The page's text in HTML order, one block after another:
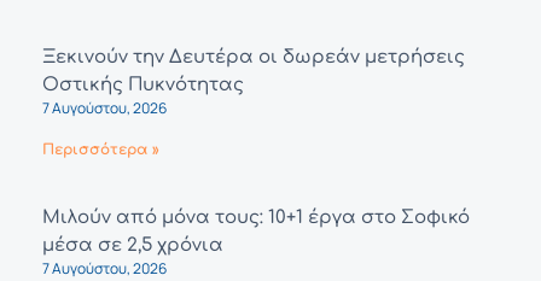
Ξεκινούν την Δευτέρα οι δωρεάν μετρήσεις
Οστικής Πυκνότητας
7 Αυγούστου, 2026
Περισσότερα »
Μιλούν από μόνα τους: 10+1 έργα στο Σοφικό
μέσα σε 2,5 χρόνια
7 Αυγούστου, 2026